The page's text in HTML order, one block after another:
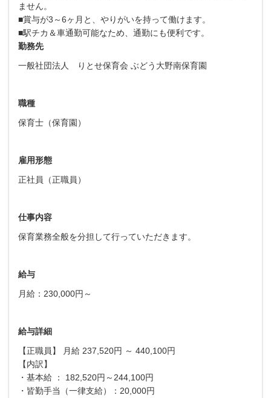
ません。
■賞与が3～6ヶ月と、やりがいを持って働けます。
■駅チカ＆車通勤可能なため、通勤にも便利です。
勤務先
一般社団法人 りとせ保育会 ぶどう大野南保育園
職種
保育士（保育園）
雇用形態
正社員（正職員）
仕事内容
保育業務全般を分担して行っていただきます。
給与
月給：230,000円～
給与詳細
【正職員】 月給 237,520円 ～ 440,100円
【内訳】
・基本給 ： 182,520円～244,100円
・皆勤手当（一律支給）：20,000円